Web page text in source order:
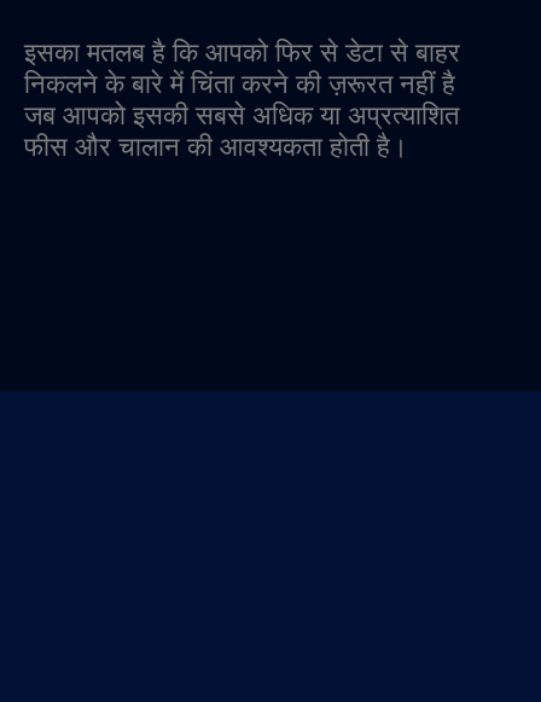
इसका मतलब है कि आपको फिर से डेटा से बाहर
निकलने के बारे में चिंता करने की ज़रूरत नहीं है
जब आपको इसकी सबसे अधिक या अप्रत्याशित
फीस और चालान की आवश्यकता होती है।